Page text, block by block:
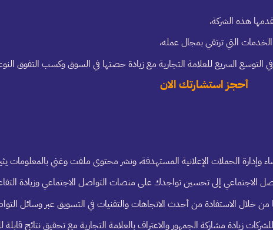
هذه الشركة،
التي ترتقي بمجال عمله،
أحجز استشارتك الان
الحملات الإعلانية المستهدفة، ونشر محتوى ملفت وغني بالمعلومات
الاجتماعي إلى تحسين تواجدك على منصات التواصل الاجتماعي وزيادة
خلال الاستفادة من أحدث الاتجاهات والتقنيات في التسويق عبر وسائل